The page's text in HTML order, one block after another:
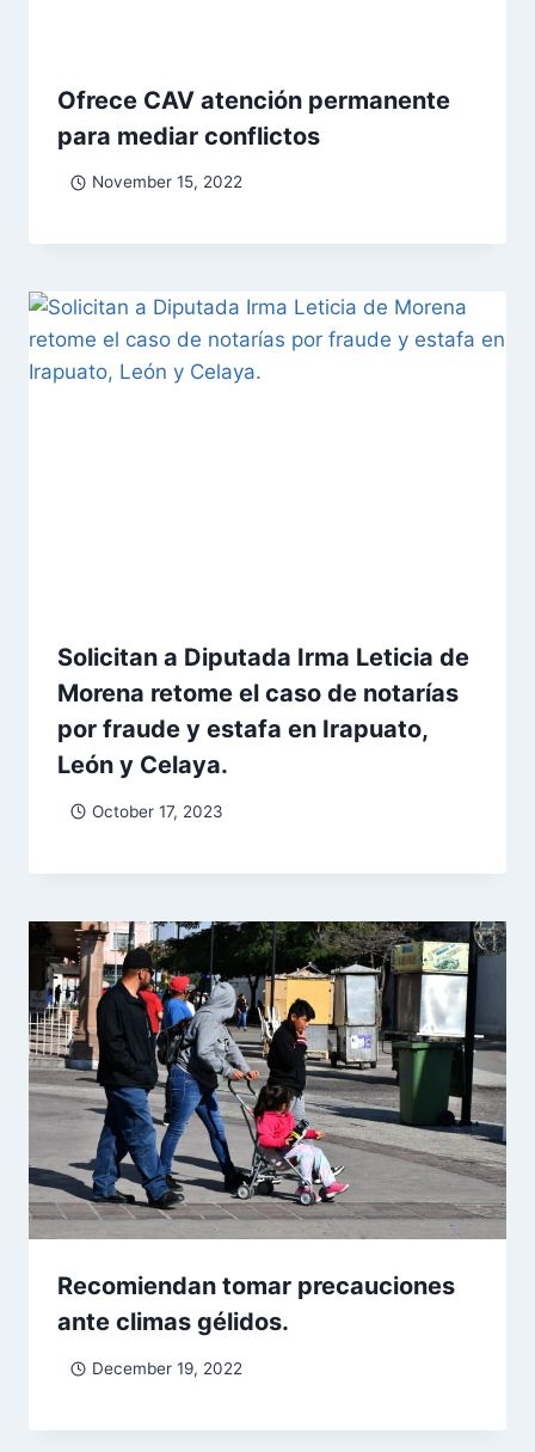
Ofrece CAV atención permanente
para mediar conflictos
November 15, 2022
Solicitan a Diputada Irma Leticia de
Morena retome el caso de notarías
por fraude y estafa en Irapuato,
León y Celaya.
October 17, 2023
Recomiendan tomar precauciones
ante climas gélidos.
December 19, 2022